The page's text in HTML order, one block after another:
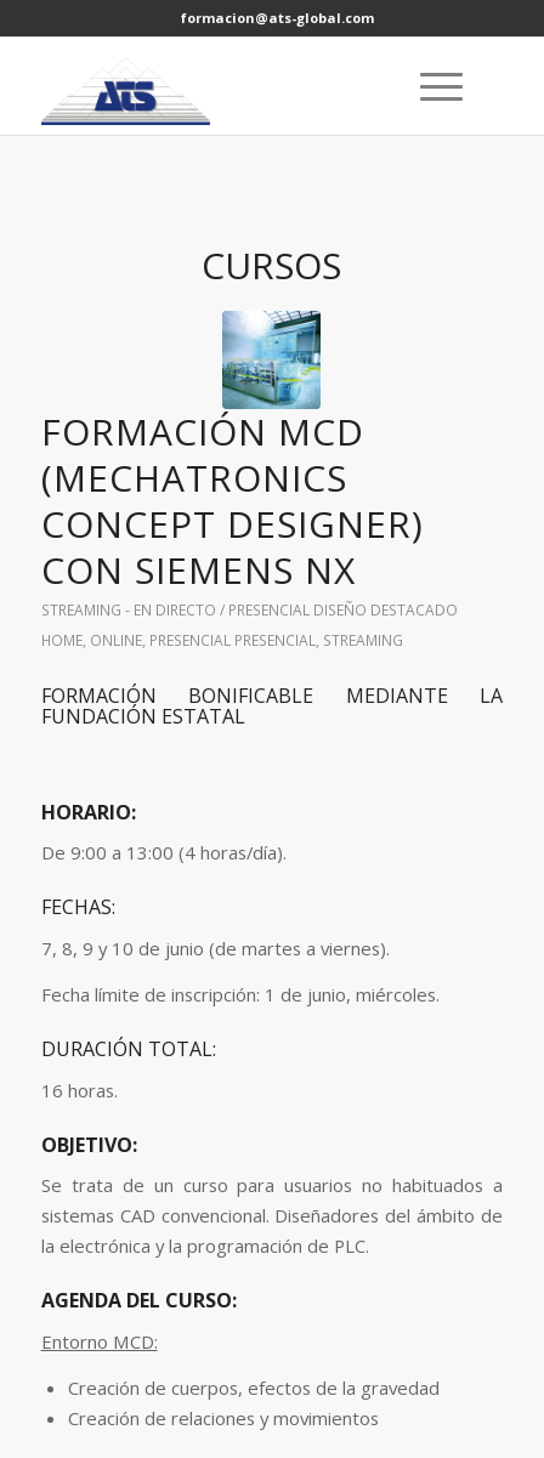
formacion@ats-global.com
CURSOS
FORMACIÓN MCD
(MECHATRONICS
CONCEPT DESIGNER)
CON SIEMENS NX
STREAMING - EN DIRECTO / PRESENCIAL DISEÑO DESTACADO
HOME, ONLINE, PRESENCIAL PRESENCIAL, STREAMING
FORMACIÓN BONIFICABLE MEDIANTE LA
FUNDACIÓN ESTATAL
HORARIO:
De 9:00 a 13:00 (4 horas/día).
FECHAS:
7, 8, 9 y 10 de junio (de martes a viernes).
Fecha límite de inscripción: 1 de junio, miércoles.
DURACIÓN TOTAL:
16 horas.
OBJETIVO:
Se trata de un curso para usuarios no habituados a
sistemas CAD convencional. Diseñadores del ámbito de
la electrónica y la programación de PLC.
AGENDA DEL CURSO:
Entorno MCD:
Creación de cuerpos, efectos de la gravedad
Creación de relaciones y movimientos